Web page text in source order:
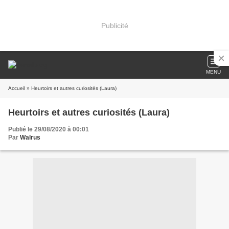
Publicité
MENU
Accueil » Heurtoirs et autres curiosités (Laura)
Heurtoirs et autres curiosités (Laura)
Publié le 29/08/2020 à 00:01
Par Walrus